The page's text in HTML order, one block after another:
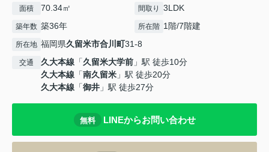
面積 70.34㎡ 間取り 3LDK
築年数 築36年 所在階 1階/7階建
所在地 福岡県久留米市合川町31-8
交通 久大本線 「久留米大学前 」駅 徒歩10分
久大本線 「南久留米 」駅 徒歩20分
久大本線 「御井 」駅 徒歩27分
無料 LINEからお問い合わせ